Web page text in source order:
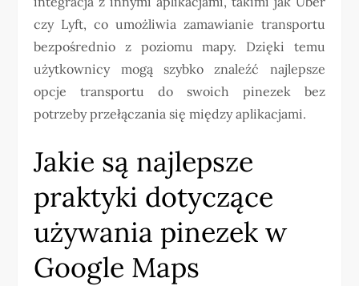
czy Lyft, co umożliwia zamawianie transportu
bezpośrednio z poziomu mapy. Dzięki temu
użytkownicy mogą szybko znaleźć najlepsze
opcje transportu do swoich pinezek bez
potrzeby przełączania się między aplikacjami.
Jakie są najlepsze
praktyki dotyczące
używania pinezek w
Google Maps